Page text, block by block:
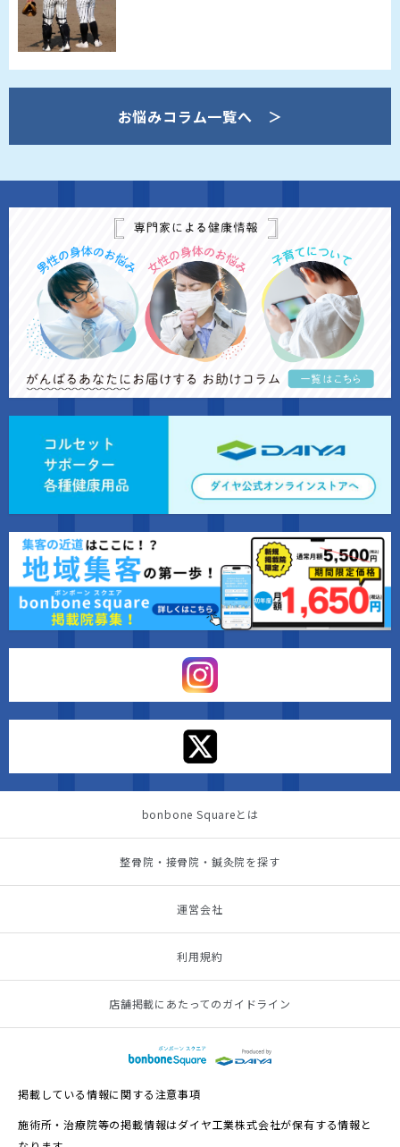
お悩みコラム一覧へ ＞
bonbone Squareとは
整骨院・接骨院・鍼灸院を探す
運営会社
利用規約
店舗掲載にあたってのガイドライン
掲載している情報に関する注意事項
施術所・治療院等の掲載情報はダイヤ工業株式会社が保有する情報と